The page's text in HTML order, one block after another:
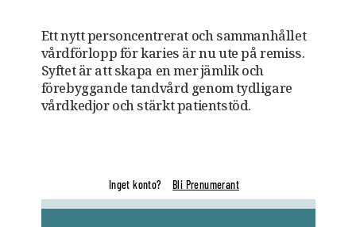
Ett nytt personcentrerat och sammanhållet
vårdförlopp för karies är nu ute på remiss.
Syftet är att skapa en mer jämlik och
förebyggande tandvård genom tydligare
vårdkedjor och stärkt patientstöd.
Inget konto? Bli Prenumerant